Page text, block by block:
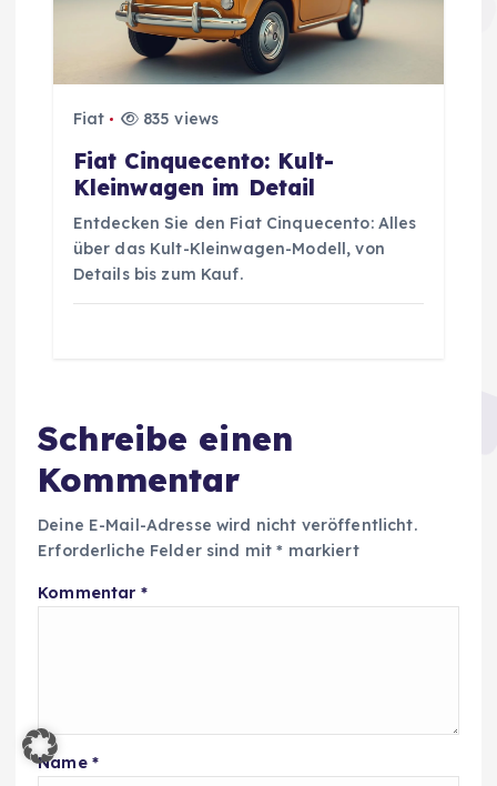
Fiat 835 views
Fiat Cinquecento: Kult-
Kleinwagen im Detail
Entdecken Sie den Fiat Cinquecento: Alles
über das Kult-Kleinwagen-Modell, von
Details bis zum Kauf.
Schreibe einen
Kommentar
Deine E-Mail-Adresse wird nicht veröffentlicht.
Erforderliche Felder sind mit* markiert
Kommentar *
Name *